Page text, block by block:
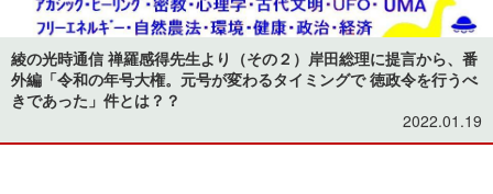
綾の光時通信 禅羅感得先生より（その２）岸田総理に提言から、番
外編「令和の年号大権。元号が変わるタイミングで 徳政令を行うべ
きであった」件とは？？
2022.01.19